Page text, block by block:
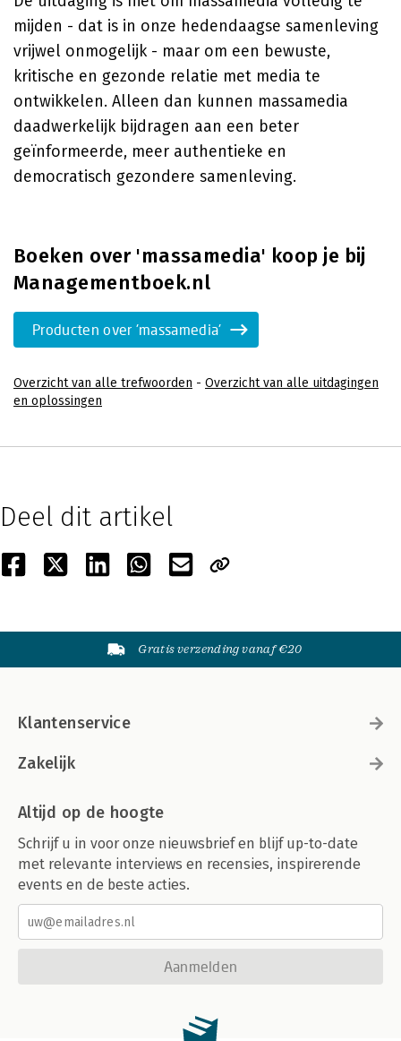
mijden - dat is in onze hedendaagse samenleving
vrijwel onmogelijk - maar om een bewuste,
kritische en gezonde relatie met media te
ontwikkelen. Alleen dan kunnen massamedia
daadwerkelijk bijdragen aan een beter
geïnformeerde, meer authentieke en
democratisch gezondere samenleving.
Boeken over 'massamedia' koop je bij
Managementboek.nl
Producten over 'massamedia'
Overzicht van alle trefwoorden - Overzicht van alle uitdagingen
en oplossingen
Deel dit artikel
Gratis verzending vanaf €20
Klantenservice
Zakelijk
Altijd op de hoogte
Schrijf u in voor onze nieuwsbrief en blijf up-to-date
met relevante interviews en recensies, inspirerende
events en de beste acties.
Aanmelden